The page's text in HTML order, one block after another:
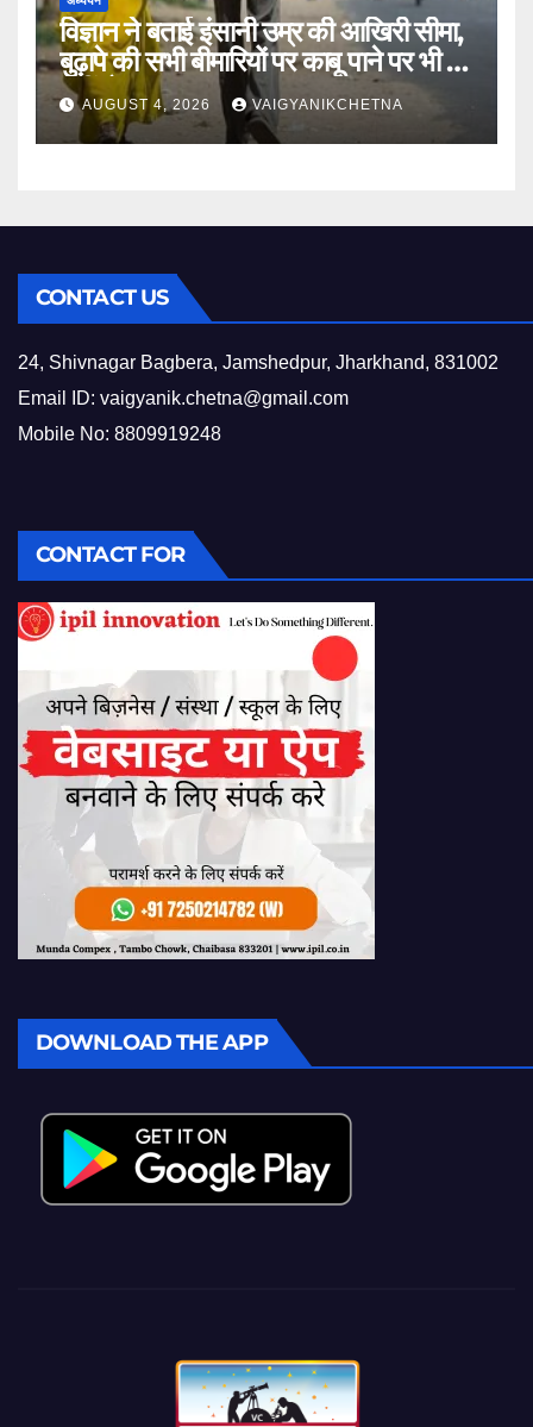
विज्ञान ने बताई इंसानी उम्र की आखिरी सीमा,
बुढ़ापे की सभी बीमारियों पर काबू पाने पर भी वह
नहीं होगा ‘अमर’
AUGUST 4, 2026 VAIGYANIKCHETNA
CONTACT US
24, Shivnagar Bagbera, Jamshedpur, Jharkhand, 831002
Email ID: vaigyanik.chetna@gmail.com
Mobile No: 8809919248
CONTACT FOR
DOWNLOAD THE APP